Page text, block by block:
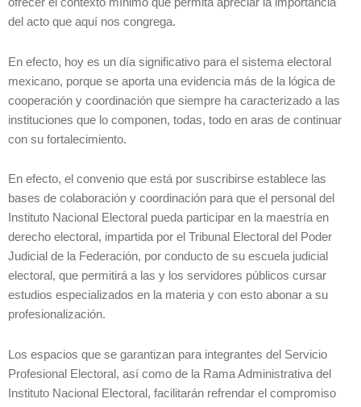
ofrecer el contexto mínimo que permita apreciar la importancia
del acto que aquí nos congrega.
En efecto, hoy es un día significativo para el sistema electoral
mexicano, porque se aporta una evidencia más de la lógica de
cooperación y coordinación que siempre ha caracterizado a las
instituciones que lo componen, todas, todo en aras de continuar
con su fortalecimiento.
En efecto, el convenio que está por suscribirse establece las
bases de colaboración y coordinación para que el personal del
Instituto Nacional Electoral pueda participar en la maestría en
derecho electoral, impartida por el Tribunal Electoral del Poder
Judicial de la Federación, por conducto de su escuela judicial
electoral, que permitirá a las y los servidores públicos cursar
estudios especializados en la materia y con esto abonar a su
profesionalización.
Los espacios que se garantizan para integrantes del Servicio
Profesional Electoral, así como de la Rama Administrativa del
Instituto Nacional Electoral, facilitarán refrendar el compromiso